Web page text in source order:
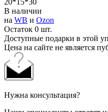
В наличии
на WB и Ozon
Остаток 0 шт.
Доступные подарки в этой
Цена на сайте не является
Нужна консультация?